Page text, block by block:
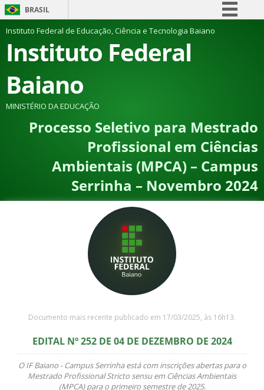
BRASIL
Simplifique!
Comunica BR
Canais
Instituto Federal de Educação, Ciência e Tecnologia Baiano
Instituto Federal
Baiano
MINISTÉRIO DA EDUCAÇÃO
Processo Seletivo para Mestrado
Profissional em Ciências
Ambientais (MPCA) – Campus
Serrinha – Novembro 2024
Documento mais recente publicado em 17/03/2025, às 16h13.
EDITAL Nº 252 DE 04 DE DEZEMBRO DE 2024
O IF Baiano - Campus Serrinha está com inscrições abertas para o
Mestrado Profissional Stricto sensu em Ciências Ambientais
(MPCA) para o primeiro semestre de 2025.